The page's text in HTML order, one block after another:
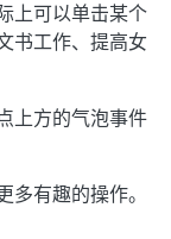
上可以单击某个
书工作、提高女
上方的气泡事件
有趣的操作。